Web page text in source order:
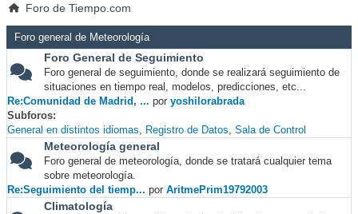
Foro de Tiempo.com
Foro general de Meteorología
Foro General de Seguimiento
Foro general de seguimiento, donde se realizará seguimiento de
situaciones en tiempo real, modelos, predicciones, etc...
Re:Comunidad de Madrid, ... por yoshilorabrada
Subforos
General en distintos idiomas
Registro de Datos Sala de Control
Meteorología general
Foro general de meteorología, donde se tratará cualquier tema
sobre meteorología.
Re:Seguimiento del tiemp... por AritmePrim19792003
Climatología